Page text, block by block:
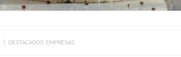
DESTACADOS EMPRESAS